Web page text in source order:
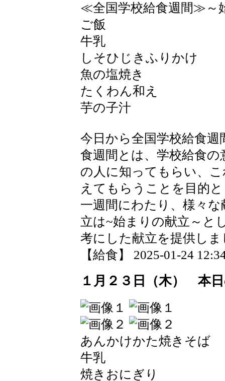
≪全国学校給食週間≫～
ご飯
牛乳
しそひじきふりかけ
魚の塩焼き
たくわん和え
芋の子汁
今日から全国学校給食
食週間とは、学校給食
の人に知ってもらい、
えてもらうことを目的
一週間にわたり、様々
立は~始まりの献立～と
考にした献立を提供しま
【給食】 2025-01-24
１月２３日（木） 本
あんかけかた焼きそば
牛乳
焼きおにぎり